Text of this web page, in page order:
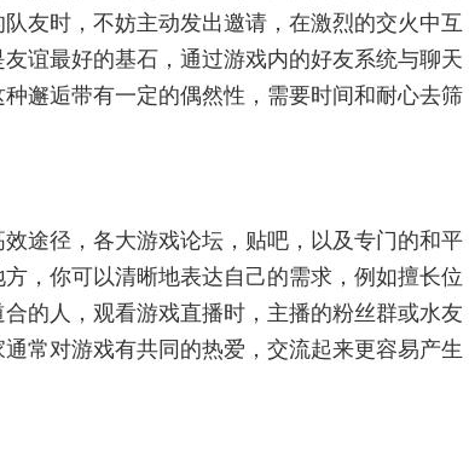
友时，不妨主动发出邀请，在激烈的交火中互
谊最好的基石，通过游戏内的好友系统与聊天
邂逅带有一定的偶然性，需要时间和耐心去筛
途径，各大游戏论坛，贴吧，以及专门的和平
，你可以清晰地表达自己的需求，例如擅长位
的人，观看游戏直播时，主播的粉丝群或水友
常对游戏有共同的热爱，交流起来更容易产生